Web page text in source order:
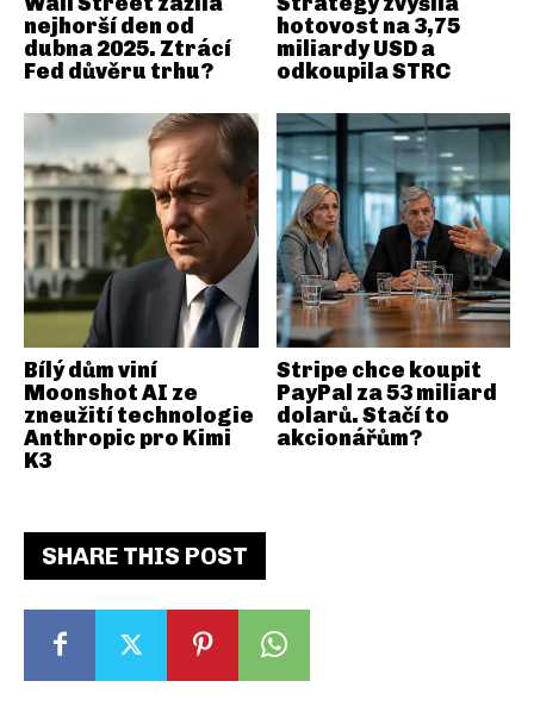
SHARE THIS POST
nejhorší den od
dubna 2025. Ztrácí
Fed důvěru trhu?
hotovost na 3,75
miliardy USD a
odkoupila STRC
Bílý dům viní
Moonshot AI ze
zneužití technologie
Anthropic pro Kimi
K3
Stripe chce koupit
PayPal za 53 miliard
dolarů. Stačí to
akcionářům?